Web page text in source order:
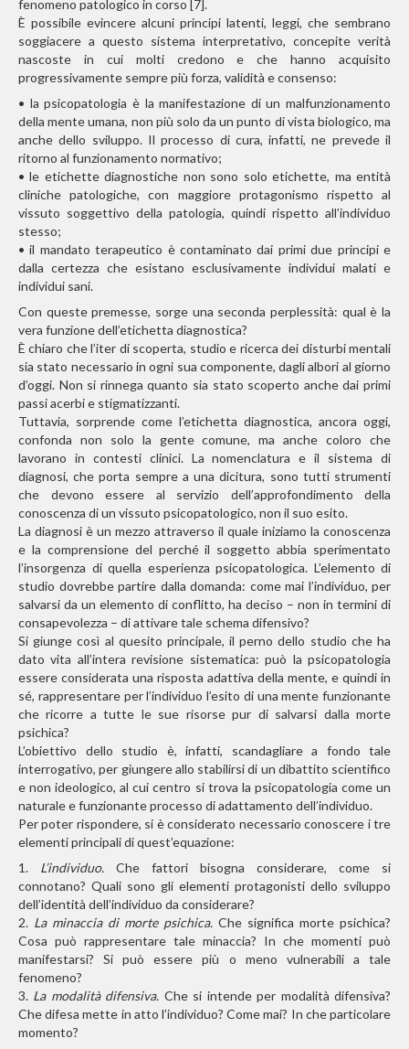
fenomeno patologico in corso [7].
È possibile evincere alcuni principi latenti, leggi, che sembrano
soggiacere a questo sistema interpretativo, concepite verità
nascoste in cui molti credono e che hanno acquisito
progressivamente sempre più forza, validità e consenso:
• la psicopatologia è la manifestazione di un malfunzionamento
della mente umana, non più solo da un punto di vista biologico, ma
anche dello sviluppo. Il processo di cura, infatti, ne prevede il
ritorno al funzionamento normativo;
• le etichette diagnostiche non sono solo etichette, ma entità
cliniche patologiche, con maggiore protagonismo rispetto al
vissuto soggettivo della patologia, quindi rispetto all’individuo
stesso;
• il mandato terapeutico è contaminato dai primi due principi e
dalla certezza che esistano esclusivamente individui malati e
individui sani.
Con queste premesse, sorge una seconda perplessità: qual è la
vera funzione dell’etichetta diagnostica?
È chiaro che l’iter di scoperta, studio e ricerca dei disturbi mentali
sia stato necessario in ogni sua componente, dagli albori al giorno
d’oggi. Non si rinnega quanto sia stato scoperto anche dai primi
passi acerbi e stigmatizzanti.
Tuttavia, sorprende come l’etichetta diagnostica, ancora oggi,
confonda non solo la gente comune, ma anche coloro che
lavorano in contesti clinici. La nomenclatura e il sistema di
diagnosi, che porta sempre a una dicitura, sono tutti strumenti
che devono essere al servizio dell’approfondimento della
conoscenza di un vissuto psicopatologico, non il suo esito.
La diagnosi è un mezzo attraverso il quale iniziamo la conoscenza
e la comprensione del perché il soggetto abbia sperimentato
l’insorgenza di quella esperienza psicopatologica. L’elemento di
studio dovrebbe partire dalla domanda: come mai l’individuo, per
salvarsi da un elemento di conflitto, ha deciso – non in termini di
consapevolezza – di attivare tale schema difensivo?
Si giunge così al quesito principale, il perno dello studio che ha
dato vita all’intera revisione sistematica: può la psicopatologia
essere considerata una risposta adattiva della mente, e quindi in
sé, rappresentare per l’individuo l’esito di una mente funzionante
che ricorre a tutte le sue risorse pur di salvarsi dalla morte
psichica?
L’obiettivo dello studio è, infatti, scandagliare a fondo tale
interrogativo, per giungere allo stabilirsi di un dibattito scientifico
e non ideologico, al cui centro si trova la psicopatologia come un
naturale e funzionante processo di adattamento dell’individuo.
Per poter rispondere, si è considerato necessario conoscere i tre
elementi principali di quest’equazione:
1. L’individuo. Che fattori bisogna considerare, come si
connotano? Quali sono gli elementi protagonisti dello sviluppo
dell’identità dell’individuo da considerare?
2. La minaccia di morte psichica. Che significa morte psichica?
Cosa può rappresentare tale minaccia? In che momenti può
manifestarsi? Si può essere più o meno vulnerabili a tale
fenomeno?
3. La modalità difensiva. Che si intende per modalità difensiva?
Che difesa mette in atto l’individuo? Come mai? In che particolare
momento?